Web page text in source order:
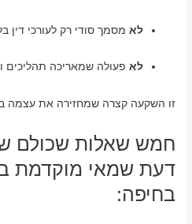
לא מסמך סודי רק לעורכי דין
לא פעולה שמאריכה תהליכים
זו השקעה קצרה שמחזירה את עצמה
חמש שאלות שכולם
דעת שמאי מוקדמת
בחיפה: